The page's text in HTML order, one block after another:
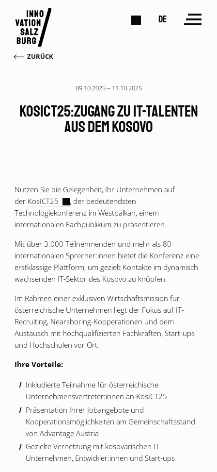
DE
ZURÜCK
09.10.2025 – 11.10.2025
KosICT25:Zugang zu IT-Talenten
aus dem Kosovo
Nutzen Sie die Gelegenheit, Ihr Unternehmen auf
der KosICT25
, der bedeutendsten
Technologiekonferenz im Westbalkan, einem
internationalen Fachpublikum zu präsentieren.
Mit über 3.000 Teilnehmenden und mehr als 80
internationalen Sprecher:innen bietet die Konferenz eine
erstklassige Plattform, um gezielt Kontakte im dynamisch
wachsenden IT-Sektor des Kosovo zu knüpfen.
Im Rahmen einer exklusiven Wirtschaftsmission für
österreichische Unternehmen liegt der Fokus auf IT-
Recruiting, Nearshoring-Kooperationen und dem
Austausch mit hochqualifizierten Fachkräften, Start-ups
und Hochschulen vor Ort.
Ihre Vorteile:
Inkludierte Teilnahme für österreichische
Unternehmensvertreter:innen an KosICT25
Präsentation Ihrer Jobangebote und
Kooperationsmöglichkeiten am Gemeinschaftsstand
von Advantage Austria
Gezielte Vernetzung mit kosovarischen IT-
Unternehmen, Entwickler:innen und Start-ups